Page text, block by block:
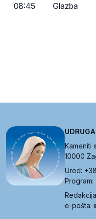
08:45 Glazba
Kameniti
10000
Ured:
e-pošta: